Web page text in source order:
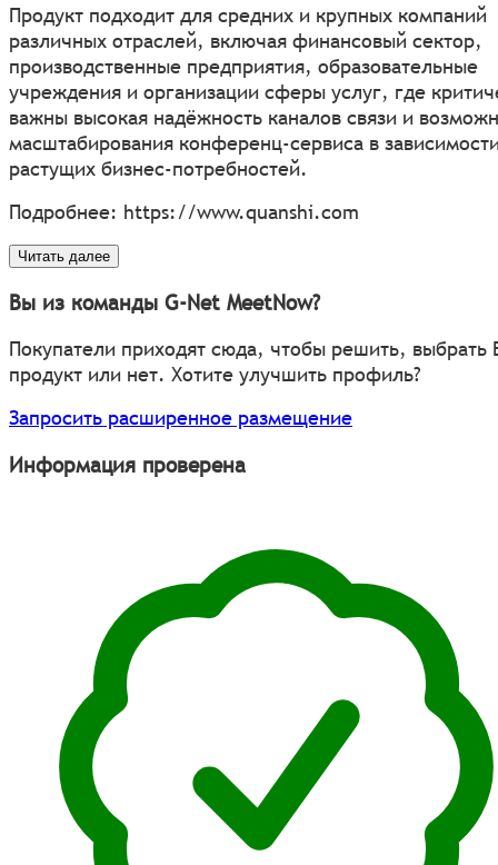
Продукт подходит для средних и крупных компаний
различных отраслей, включая финансовый сектор,
производственные предприятия, образовательные
учреждения и организации сферы услуг, где
важны высокая надёжность каналов связи и
масштабирования конференц-сервиса в
растущих бизнес-потребностей.
Подробнее: https://www.quanshi.com
Читать далее
Вы из команды G-Net MeetNow?
Покупатели приходят сюда, чтобы решить, выбрать
продукт или нет. Хотите улучшить профиль?
Запросить расширенное размещение
Информация проверена